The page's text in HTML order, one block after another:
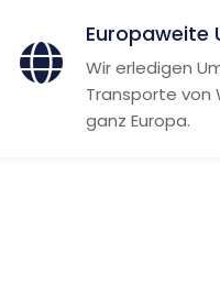
Europaweite
Wir erledigen
Transporte von
ganz Europa.